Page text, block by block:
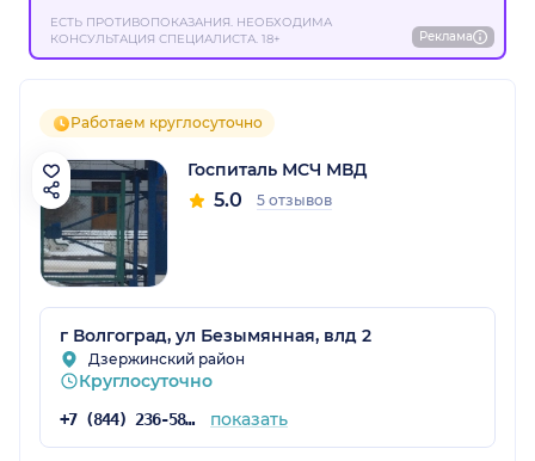
ЕСТЬ ПРОТИВОПОКАЗАНИЯ. НЕОБХОДИМА
КОНСУЛЬТАЦИЯ СПЕЦИАЛИСТА. 18+
Реклама
Работаем круглосуточно
Госпиталь МСЧ МВД
5.0 5 отзывов
г Волгоград, ул Безымянная, влд 2
Дзержинский район
Круглосуточно
+7 (844) 236-58-50 показать